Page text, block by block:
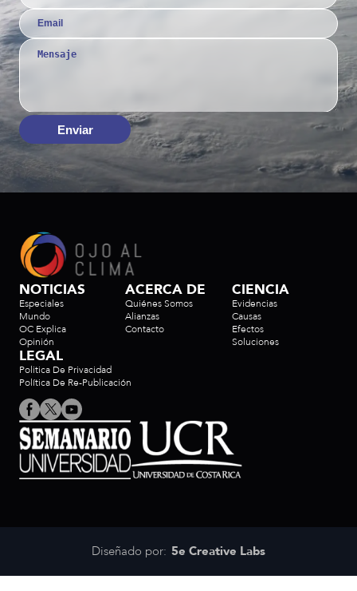
Enviar
NOTICIAS
Especiales
Mundo
OC Explica
Opinión
CIENCIA
Evidencias
Causas
Efectos
Soluciones
ACERCA DE
Quiénes Somos
Alianzas
Contacto
LEGAL
Politica De Privacidad
Política De Re-Publicación
Diseñado por: 5e Creative Labs